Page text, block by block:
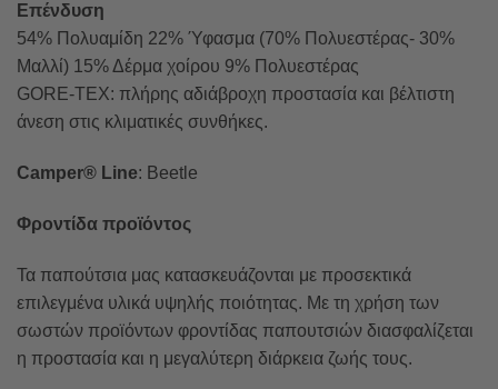
Επένδυση
54% Πολυαμίδη 22% Ύφασμα (70% Πολυεστέρας- 30%
Μαλλί) 15% Δέρμα χοίρου 9% Πολυεστέρας
GORE-TEX: πλήρης αδιάβροχη προστασία και βέλτιστη
άνεση στις κλιματικές συνθήκες.
Camper® Line: Beetle
Φροντίδα προϊόντος
Τα παπούτσια μας κατασκευάζονται με προσεκτικά
επιλεγμένα υλικά υψηλής ποιότητας. Με τη χρήση των
σωστών προϊόντων φροντίδας παπουτσιών διασφαλίζεται
η προστασία και η μεγαλύτερη διάρκεια ζωής τους.